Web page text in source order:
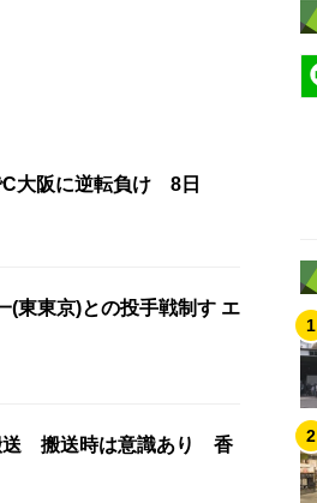
大阪に逆転負け 8日
(東東京)との投手戦制す エ
送 搬送時は意識あり 香
1
2